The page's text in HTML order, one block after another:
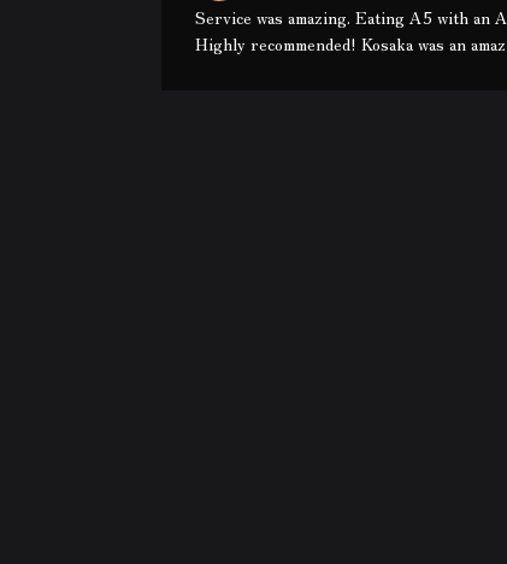
Service was amazing. Eating A5 with an
Highly recommended! Kosaka was an